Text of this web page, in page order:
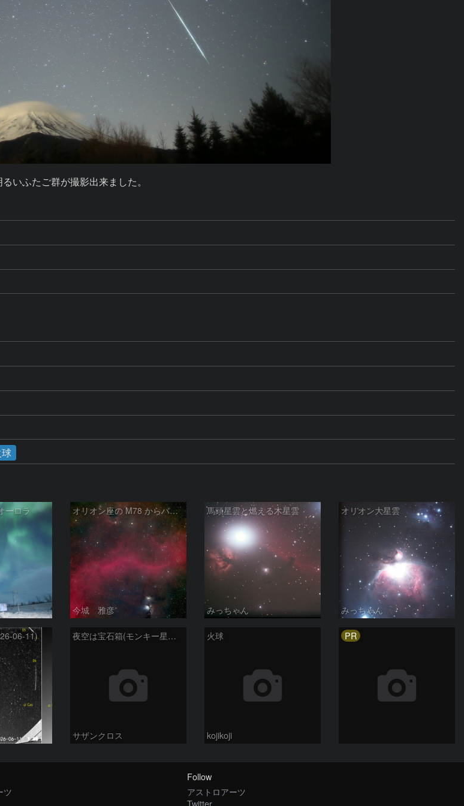
いふたご群が撮影出来ました。
ーロラ オリオン座の M78 からバーナードループをまたいで LDN1622あたり
今城 雅彦
馬頭星雲と燃える木星雲
みっちゃん
オリオン大星雲
みっちゃん
06-11) 夜空は宝石箱(モンキー星雲 NGC2174) Seestar50
サザンクロス
火球
kojikoji
PR
ツ
Follow
アストロアーツ
Twitter